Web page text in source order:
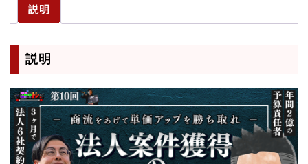
単
価
ッ
プ
を
勝
ち
取
説明
説明